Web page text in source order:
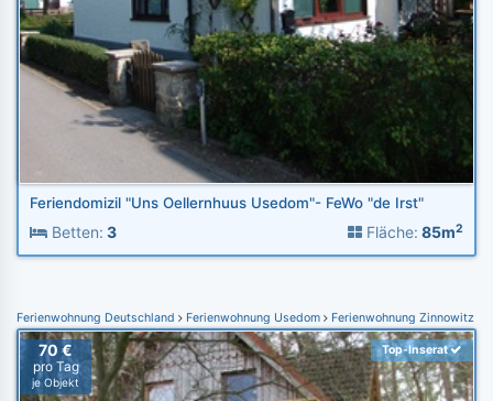
Feriendomizil "Uns Oellernhuus Usedom"- FeWo "de Irst"
Betten: 3 Fläche: 85m2
Ferienwohnung Deutschland Ferienwohnung Usedom Ferienwohnung Zinnowitz
70 €
pro Tag
je Objekt
Top-Inserat